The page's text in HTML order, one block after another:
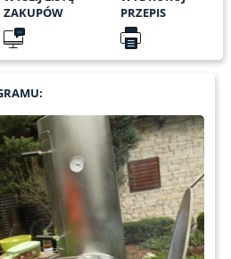
ZAKUPÓW
PRZEPIS